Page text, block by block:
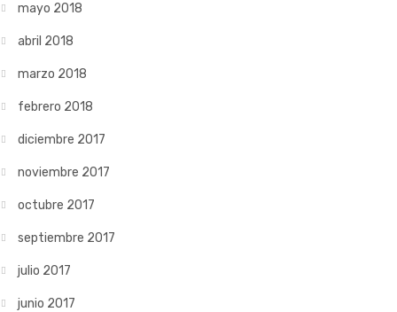
mayo 2018
abril 2018
marzo 2018
febrero 2018
diciembre 2017
noviembre 2017
octubre 2017
septiembre 2017
julio 2017
junio 2017